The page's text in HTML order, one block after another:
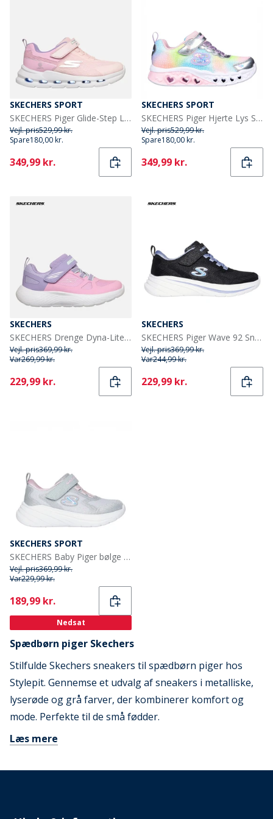
SKECHERS SPORT
SKECHERS Piger Glide-Step Lys Sneakers Pink
Vejl. pris529,99 kr.
Spare180,00 kr.
Current
349,99 kr.
SKECHERS SPORT
SKECHERS Piger Hjerte Lys Simply Love Sneakers Sølv
Vejl. pris529,99 kr.
Spare180,00 kr.
Current
349,99 kr.
SKECHERS
SKECHERS Drenge Dyna-Lite Tracing Tracks Sneakers Pink
Vejl. pris369,99 kr.
Var269,99 kr.
Current
229,99 kr.
SKECHERS
SKECHERS Piger Wave 92 Sneakers Sort
Vejl. pris369,99 kr.
Var244,99 kr.
Current
229,99 kr.
SKECHERS SPORT
SKECHERS Baby Piger bølge 92 sneakers grå Gray
Vejl. pris369,99 kr.
Var229,99 kr.
Current
189,99 kr.
Nedsat
Spædbørn piger Skechers
Stilfulde Skechers sneakers til spædbørn piger hos
Stylepit. Gennemse et udvalg af sneakers i metalliske,
lyserøde og grå farver, der kombinerer komfort og
mode. Perfekte til de små fødder.
Læs mere